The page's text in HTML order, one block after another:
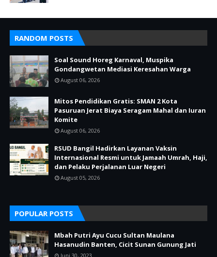
RANDOM POSTS
Soal Sound Horeg Karnaval, Muspika
Gondangwetan Mediasi Keresahan Warga
August 06, 2026
Mitos Pendidikan Gratis: SMAN 2 Kota
Pasuruan Jerat Biaya Seragam Mahal dan Iuran
Komite
August 06, 2026
RSUD Bangil Hadirkan Layanan Vaksin
Internasional Resmi untuk Jamaah Umrah, Haji,
dan Pelaku Perjalanan Luar Negeri
August 05, 2026
POPULAR POSTS
Mbah Putri Ayu Cucu Sultan Maulana
Hasanudin Banten, Cicit Sunan Gunung Jati
Juni 30, 2023